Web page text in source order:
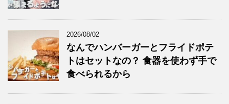
2026/08/02
なんでハンバーガーとフライドポテ
トはセットなの？ 食器を使わず手で
食べられるから